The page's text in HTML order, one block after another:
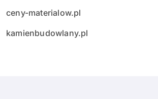
ceny-materialow.pl
kamienbudowlany.pl